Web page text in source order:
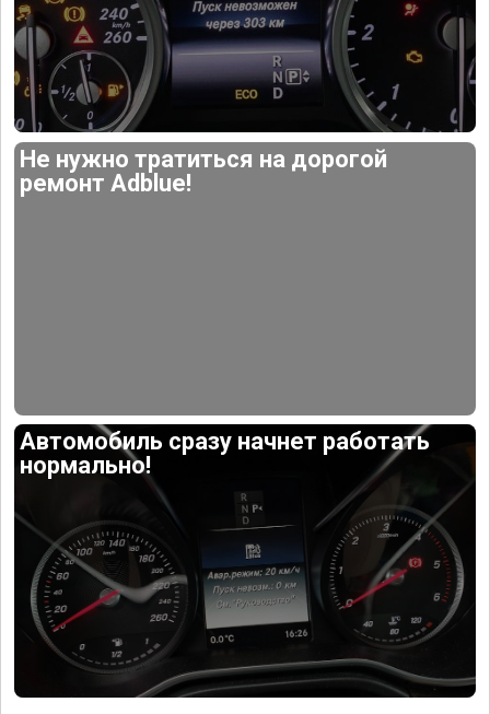
Не нужно тратиться на дорогой
ремонт Adblue!
Автомобиль сразу начнет работать
нормально!